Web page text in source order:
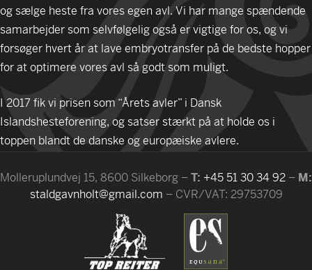
og sælge heste fra vores egen avl. Vi har mange spændende
samarbejder som selvfølgelig også er vigtige for os, og vi
forsøger hvert år at lave embryotransfer på de bedste hopper
for at optimere vores avl så godt som muligt.
I 2017 fik vi prisen som “Årets avler” i Dansk
Islandshesteforening, og satser stærkt på at holde os i
toppen blandt de danske og europæiske avlere.
Molleruplundvej 15, 8600 Silkeborg –T: +45 51 30 34 92 – M:
staldgavnholt@gmail.com – CVR/VAT: 29753709